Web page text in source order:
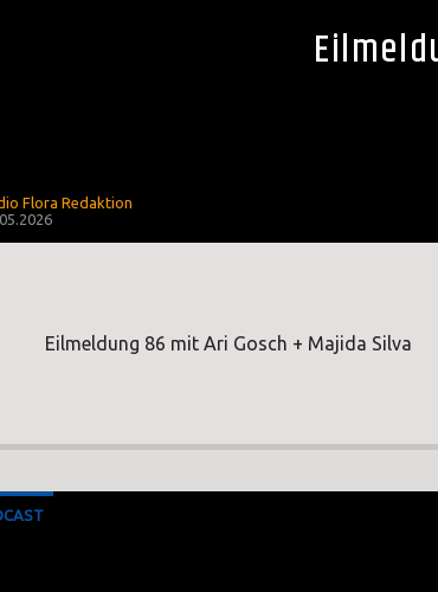
Flora Redaktion
Eilmeldung 86 mit Ari Gosch + Majida Silva